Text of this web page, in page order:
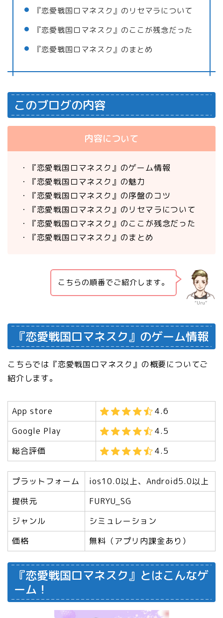
『恋愛戦国ロマネスク』のリセマラについて
『恋愛戦国ロマネスク』のここが残念だった
『恋愛戦国ロマネスク』のまとめ
このブログの内容
内容について
・『恋愛戦国ロマネスク』のゲーム情報
・『恋愛戦国ロマネスク』の魅力
・『恋愛戦国ロマネスク』の序盤のコツ
・『恋愛戦国ロマネスク』のリセマラについて
・『恋愛戦国ロマネスク』のここが残念だった
・『恋愛戦国ロマネスク』のまとめ
“Uru”
こちらの順番でご紹介します。
『恋愛戦国ロマネスク』のゲーム情報
こちらでは『恋愛戦国ロマネスク』の概要についてご
紹介します。
App store
4.6
Google Play
4.5
総合評価
4.5
プラットフォーム
ios10.0以上、Android5.0以上
提供元
FURYU_SG
ジャンル
シミュレーション
価格
無料（アプリ内課金あり）
『恋愛戦国ロマネスク』とはこんなゲ
ーム！